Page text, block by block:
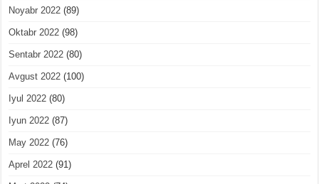
Noyabr 2022 (89)
Oktabr 2022 (98)
Sentabr 2022 (80)
Avgust 2022 (100)
Iyul 2022 (80)
Iyun 2022 (87)
May 2022 (76)
Aprel 2022 (91)